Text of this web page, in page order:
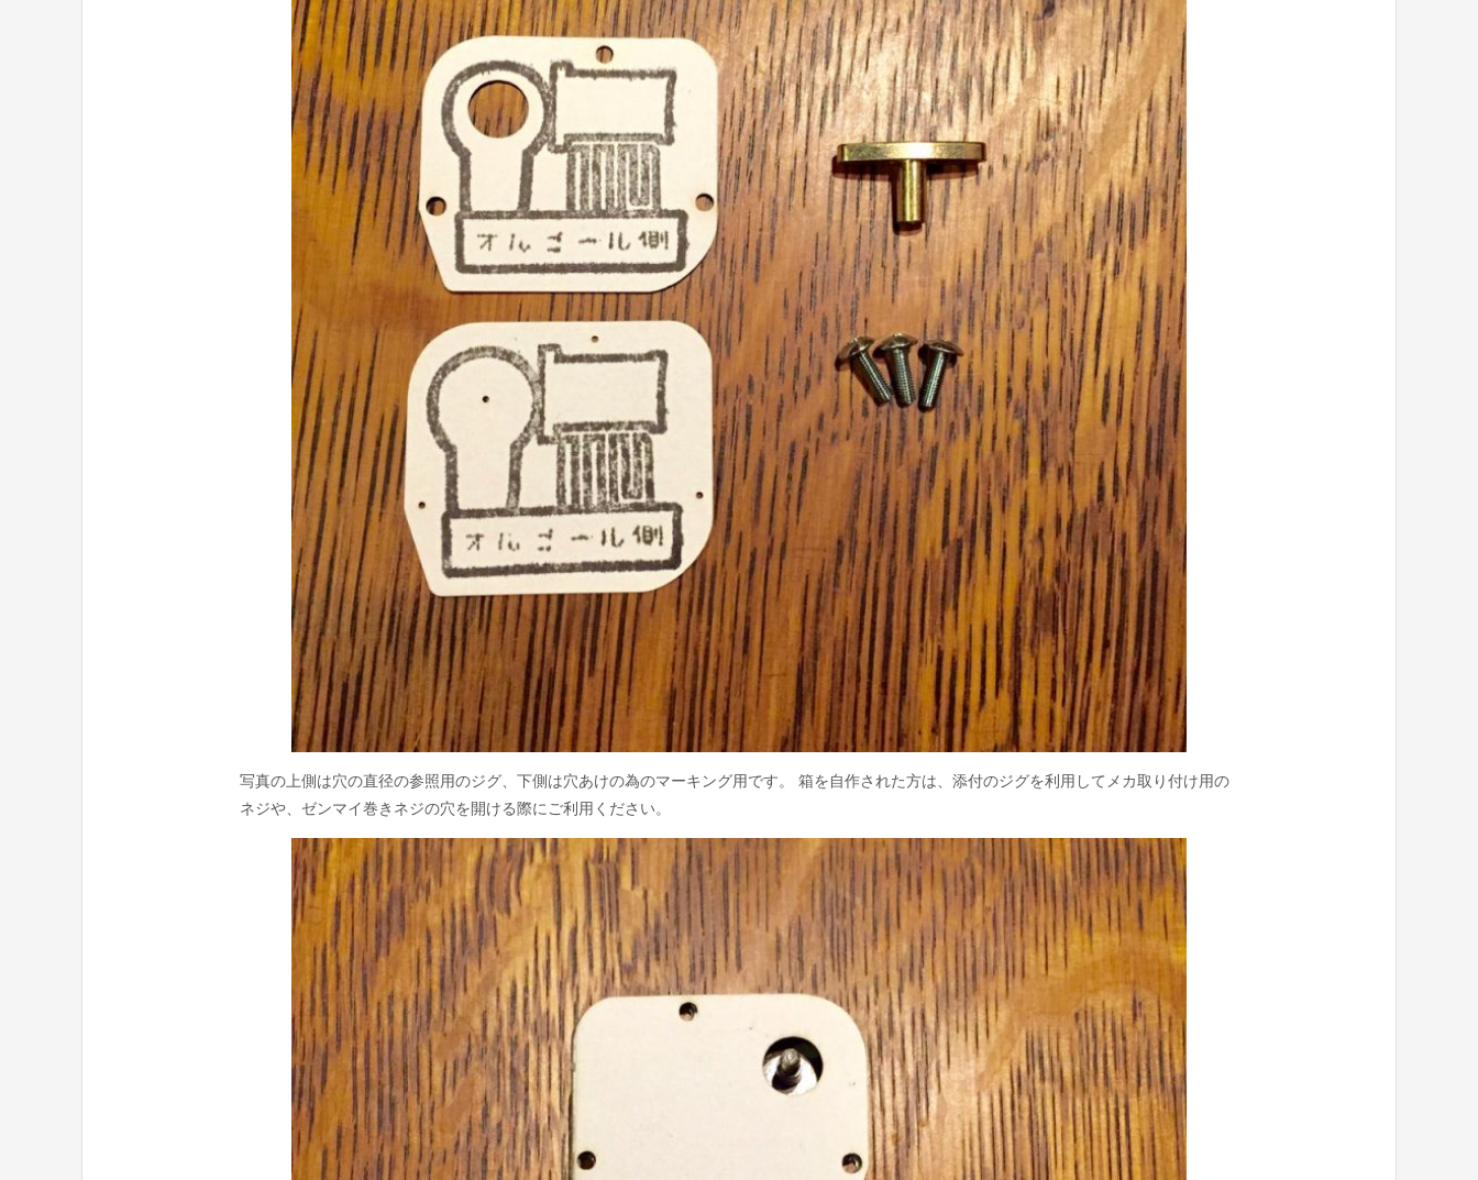
写真の上側は穴の直径の参照用のジグ、下側は穴あけの為のマーキング用です。 箱を自作された方は、添付のジグを利用してメカ取り付け用の
ネジや、ゼンマイ巻きネジの穴を開ける際にご利用ください。